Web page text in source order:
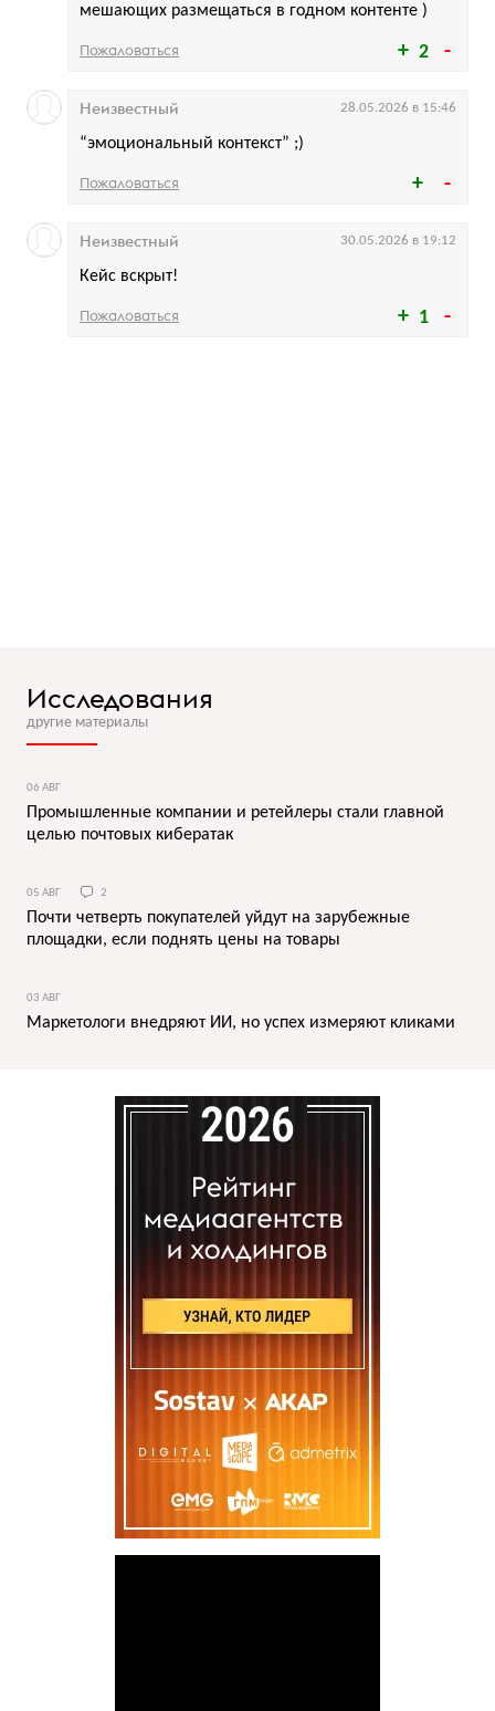
2
мешающих размещаться в годном контенте )
Пожаловаться
“эмоциональный контекст” ;)
Неизвестный 28.05.2026 в 15:46
Пожаловаться
1
Кейс вскрыт!
Неизвестный 30.05.2026 в 19:12
Пожаловаться
Исследования
другие материалы
06 АВГ
Промышленные компании и ретейлеры стали главной
целью почтовых кибератак
05 АВГ 2
Почти четверть покупателей уйдут на зарубежные
площадки, если поднять цены на товары
03 АВГ
Маркетологи внедряют ИИ, но успех измеряют кликами